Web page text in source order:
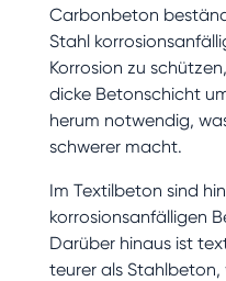
Carbonbeton
Stahl
Korrosion zu
dicke Betonschicht
herum notwendig,
schwerer macht.
Im Textilbeton sind
korrosionsanfälligen
Darüber hinaus ist
teurer als